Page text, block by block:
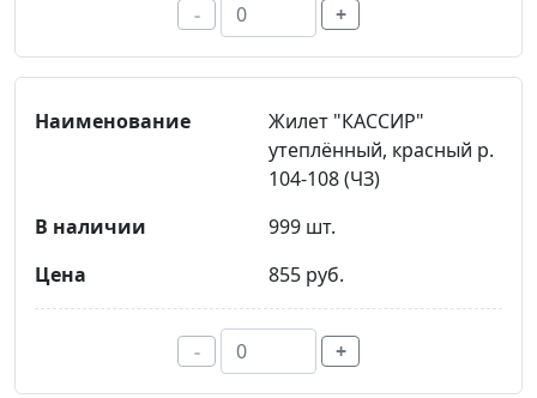
- +
Жилет "КАССИР"
утеплённый, красный р.
104-108 (ЧЗ)
999 шт.
855 руб.
- +